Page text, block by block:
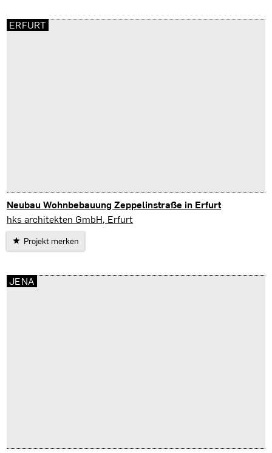
Neubau Wohnbebauung Zeppelinstraße in Erfurt
Erfurt
hks architekten GmbH, Erfurt
Projekt merken
ERFURT
JENA